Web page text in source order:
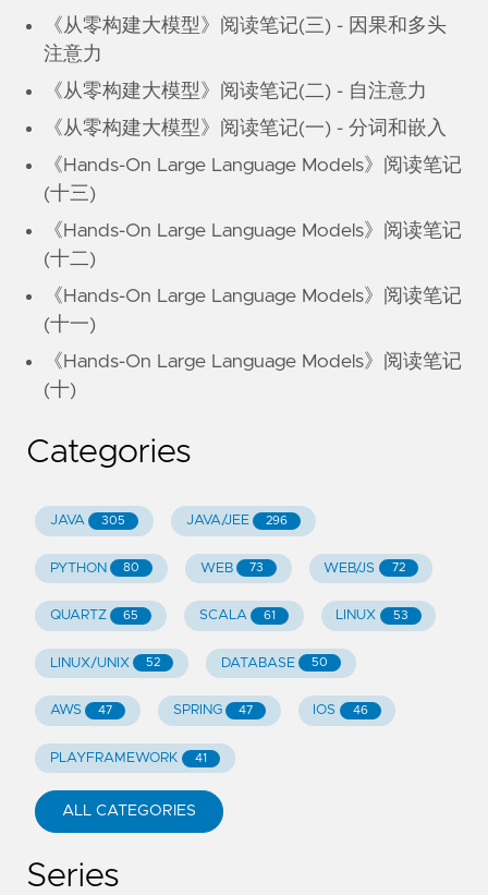
《从零构建大模型》阅读笔记(三) - 因果和多头
注意力
《从零构建大模型》阅读笔记(二) - 自注意力
《从零构建大模型》阅读笔记(一) - 分词和嵌入
《Hands-On Large Language Models》阅读笔记
(十三)
《Hands-On Large Language Models》阅读笔记
(十二)
《Hands-On Large Language Models》阅读笔记
(十一)
《Hands-On Large Language Models》阅读笔记
(十)
Categories
JAVA 305 JAVA/JEE 296
PYTHON 80 WEB 73 WEB/JS 72
QUARTZ 65 SCALA 61 LINUX 53
LINUX/UNIX 52 DATABASE 50
AWS 47 SPRING 47 IOS 46
PLAYFRAMEWORK 41
ALL CATEGORIES
Series